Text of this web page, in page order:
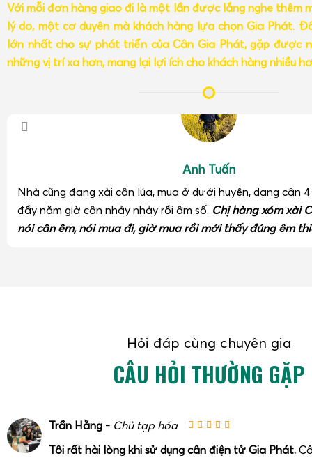
Với mỗi đơn hàng giao đi là một lần được lắng nghe thêm
lý do, một cơ duyên mà khách hàng lựa chọn Gia Phát.
lớn nhất cho sự phát triển của Cân Gia Phát, gặp được
những vị trí xa hơn, mang lại lợi ích cho khách hàng nhiều
Anh Tuấn
Nhà cũng đang xài cân lúa, mua ở dưới huyện, dạng cân
đầy năm giờ cân nhảy nhảy rồi âm số. Chị hàng xóm xài
nói cân êm, nói mua đi, giờ mua rồi mới thấy đúng êm
Hỏi đáp cùng chuyên gia
CÂU HỎI THƯỜNG GẶP
Trần Hằng - Chủ tạp hóa
Tôi rất hài lòng khi sử dụng cân điện tử Gia Phát.